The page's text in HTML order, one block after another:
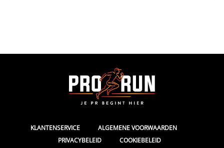
KLANTENSERVICE ALGEMENE VOORWAARDEN
PRIVACYBELEID COOKIEBELEID